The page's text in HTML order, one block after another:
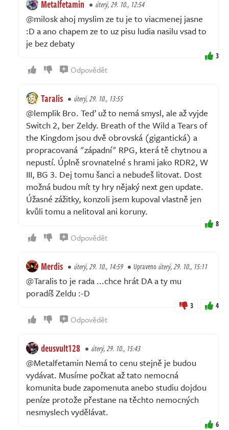
Metalfetamin úterý, 29. 10., 12:54
@milosk ahoj myslim ze tu je to viacmenej jasne
:D a ano chapem ze to uz pisu ludia nasilu vsad to
je bez debaty
3
Odpovědět
Taralis úterý, 29. 10., 13:55
@lemplik Bro. Teď už to nemá smysl, ale až vyjde
Switch 2, ber Zeldy. Breath of the Wild a Tears of
the Kingdom jsou dvě obrovská (gigantická) a
propracovaná "západní" RPG, která tě chytnou a
nepustí. Úplně srovnatelné s hrami jako RDR2, W
III, BG 3. Dej tomu šanci a nebudeš litovat. Dost
možná budou mít ty hry nějaký next gen update.
Úžasné zážitky, konzoli jsem kupoval vlastně jen
kvůli tomu a nelitoval ani koruny.
8
Odpovědět
Merdis úterý, 29. 10., 14:59 Upravenoúterý, 29. 10., 15:11
@Taralis to je rada ...chce hrát DA a ty mu
poradíš Zeldu :⁠-⁠D
3 4
Odpovědět
deusvult128 úterý, 29. 10., 15:43
@Metalfetamin Nemá to cenu stejně je budou
vydávat. Musíme počkat až tato nemocná
komunita bude zapomenuta anebo studiu dojdou
peníze protože přestane na těchto nemocných
nesmyslech vydělávat.
6